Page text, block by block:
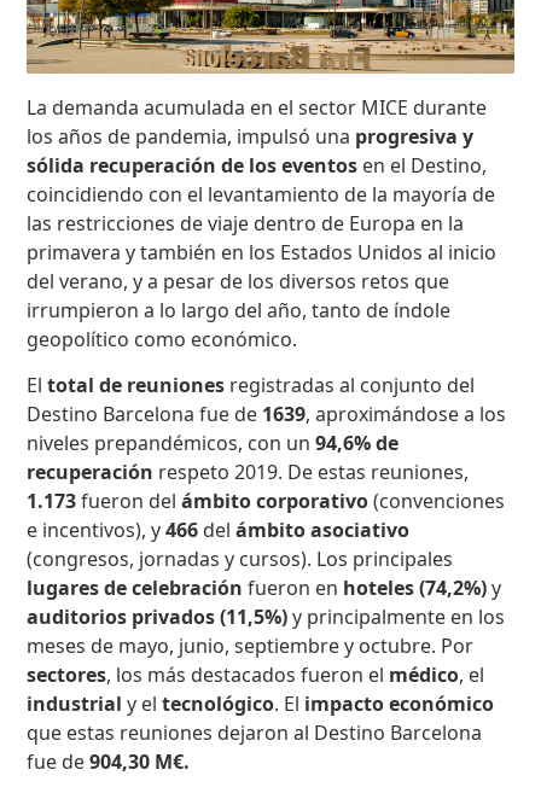
La demanda acumulada en el sector MICE durante
los años de pandemia, impulsó una progresiva y
sólida recuperación de los eventos en el Destino,
coincidiendo con el levantamiento de la mayoría de
las restricciones de viaje dentro de Europa en la
primavera y también en los Estados Unidos al inicio
del verano, y a pesar de los diversos retos que
irrumpieron a lo largo del año, tanto de índole
geopolítico como económico.
Eltotal de reuniones registradas al conjunto del
Destino Barcelona fue de 1639, aproximándose a los
niveles prepandémicos, con un94,6% de
recuperación respeto 2019. De estas reuniones,
1.173fueron delámbito corporativo(convenciones
e incentivos), y466 delámbito asociativo
(congresos, jornadas y cursos). Los principales
lugares de celebración fueron en hoteles (74,2%)y
auditorios privados (11,5%)y principalmente en los
meses de mayo, junio, septiembre y octubre. Por
sectores, los más destacados fueron el médico, el
industrial y eltecnológico. El impacto económico
que estas reuniones dejaron al Destino Barcelona
fue de904,30 M€.